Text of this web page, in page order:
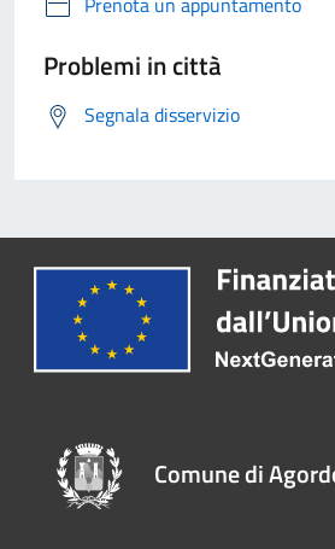
Problemi in città
Segnala disservizio
Comune di